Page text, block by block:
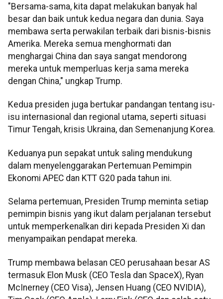
"Bersama-sama, kita dapat melakukan banyak hal
besar dan baik untuk kedua negara dan dunia. Saya
membawa serta perwakilan terbaik dari bisnis-bisnis
Amerika. Mereka semua menghormati dan
menghargai China dan saya sangat mendorong
mereka untuk memperluas kerja sama mereka
dengan China," ungkap Trump.
Kedua presiden juga bertukar pandangan tentang isu-
isu internasional dan regional utama, seperti situasi
Timur Tengah, krisis Ukraina, dan Semenanjung Korea.
Keduanya pun sepakat untuk saling mendukung
dalam menyelenggarakan Pertemuan Pemimpin
Ekonomi APEC dan KTT G20 pada tahun ini.
Selama pertemuan, Presiden Trump meminta setiap
pemimpin bisnis yang ikut dalam perjalanan tersebut
untuk memperkenalkan diri kepada Presiden Xi dan
menyampaikan pendapat mereka.
Trump membawa belasan CEO perusahaan besar AS
termasuk Elon Musk (CEO Tesla dan SpaceX), Ryan
McInerney (CEO Visa), Jensen Huang (CEO NVIDIA),